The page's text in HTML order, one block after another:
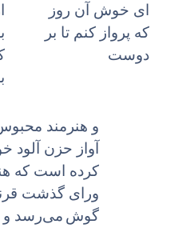
اى خوش آن روز
که پرواز کنم تا بر
دوست
و هنرمند
آواز حزن آلود
کرده است که
وراى گذشت
گوش می‌رسد و